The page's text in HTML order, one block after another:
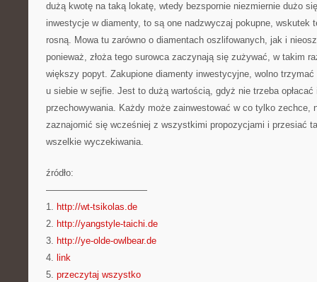
dużą kwotę na taką lokatę, wtedy bezspornie niezmiernie dużo
inwestycje w diamenty, to są one nadzwyczaj pokupne, wskutek
rosną. Mowa tu zarówno o diamentach oszlifowanych, jak i
ponieważ, złoża tego surowca zaczynają się zużywać, w takim
większy popyt. Zakupione diamenty inwestycyjne, wolno
u siebie w sejfie. Jest to dużą wartością, gdyż nie trzeba opłacać
przechowywania. Każdy może zainwestować w co tylko zechce,
zaznajomić się wcześniej z wszystkimi propozycjami i przesiać
wszelkie wyczekiwania.
źródło:
———————————
1. http://wt-tsikolas.de
2. http://yangstyle-taichi.de
3. http://ye-olde-owlbear.de
4. link
5. przeczytaj wszystko